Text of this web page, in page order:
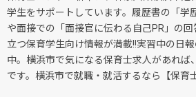
学生をサポートしています。履歴書の「学
や面接での「面接官に伝わる自己PR」の
立つ保育学生向け情報が満載!!実習中の日
中。横浜市で気になる保育士求人があれば
です。横浜市で就職・就活するなら【保育